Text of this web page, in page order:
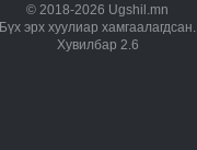
© 2018-2026 Ugshil.mn
Бүх эрх хуулиар хамгаалагдсан.
Хувилбар 2.6